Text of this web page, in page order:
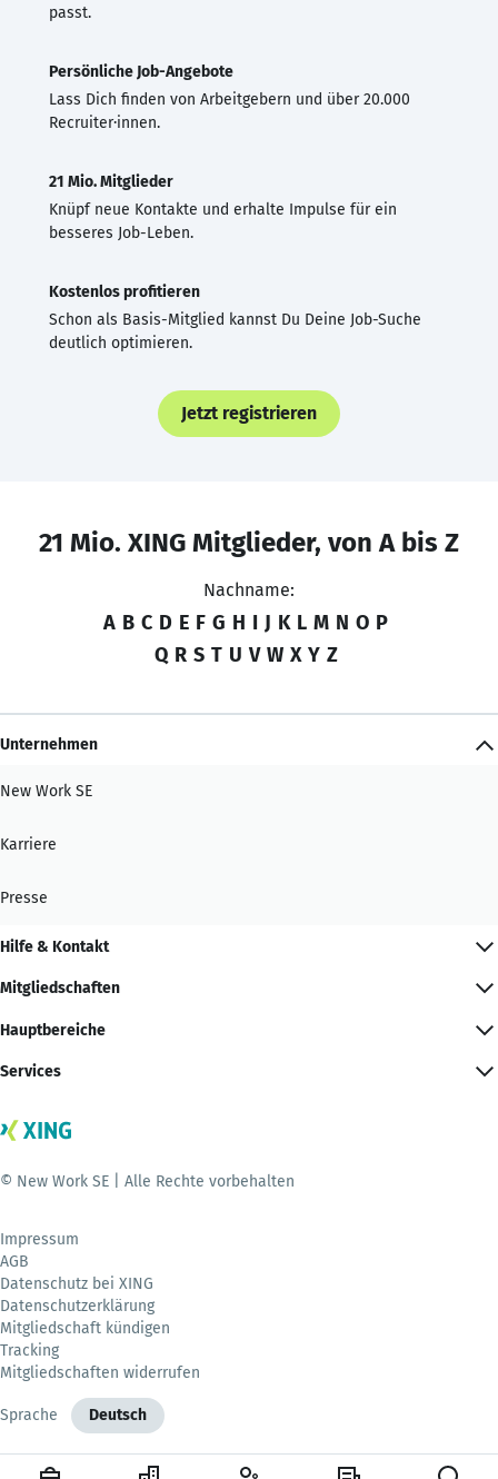
passt.
Persönliche Job-Angebote
Lass Dich finden von Arbeitgebern und über 20.000
Recruiter·innen.
21 Mio. Mitglieder
Knüpf neue Kontakte und erhalte Impulse für ein
besseres Job-Leben.
Kostenlos profitieren
Schon als Basis-Mitglied kannst Du Deine Job-Suche
deutlich optimieren.
Jetzt registrieren
21 Mio. XING Mitglieder, von A bis Z
Nachname:
A B C D E F G H I J K L M N O P
Q R S T U V W X Y Z
Unternehmen
New Work SE
Karriere
Presse
Hilfe & Kontakt
Mitgliedschaften
Hauptbereiche
Services
© New Work SE | Alle Rechte vorbehalten
Impressum
AGB
Datenschutz bei XING
Datenschutzerklärung
Mitgliedschaft kündigen
Tracking
Mitgliedschaften widerrufen
Sprache Deutsch